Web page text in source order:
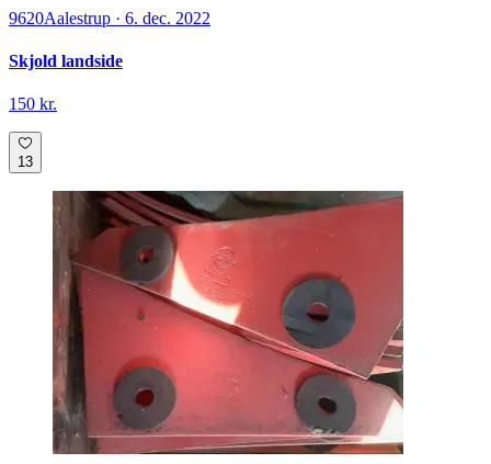
9620Aalestrup · 6. dec. 2022
Skjold landside
150 kr.
13